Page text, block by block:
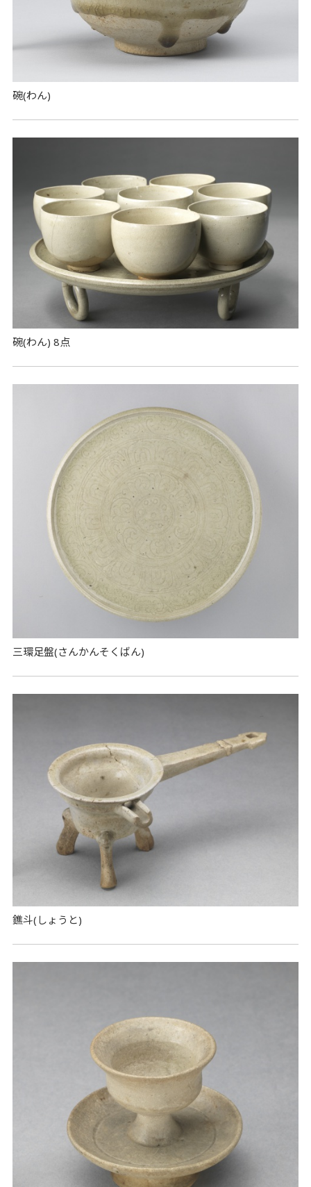
碗(わん)
碗(わん) 8点
三環足盤(さんかんそくばん)
鐎斗(しょうと)